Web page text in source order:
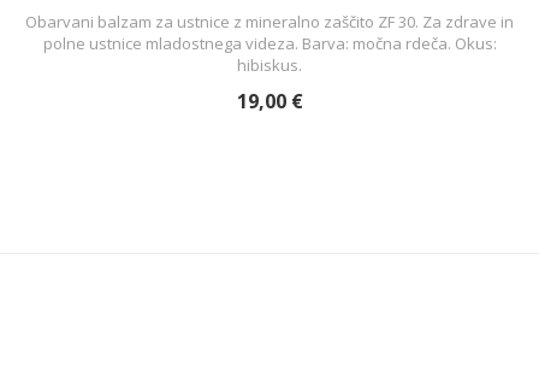
Obarvani balzam za ustnice z mineralno zaščito ZF 30. Za zdrave in
polne ustnice mladostnega videza. Barva: močna rdeča. Okus:
hibiskus.
19,00 €